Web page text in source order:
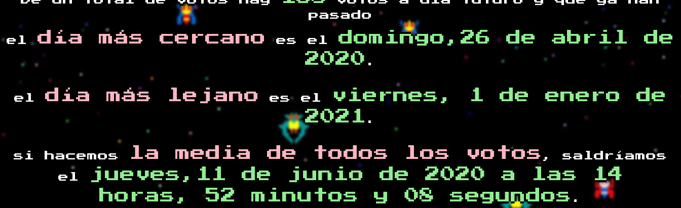
pasado
el día más cercano es el domingo,26 de abril de
2020 .
el día más lejano es el
viernes, 1 de enero de
2021 .
si hacemos la media de todos los votos , saldríamos
el
jueves,11 de junio de 2020 a las 14
horas, 52 minutos y 08 segundos .